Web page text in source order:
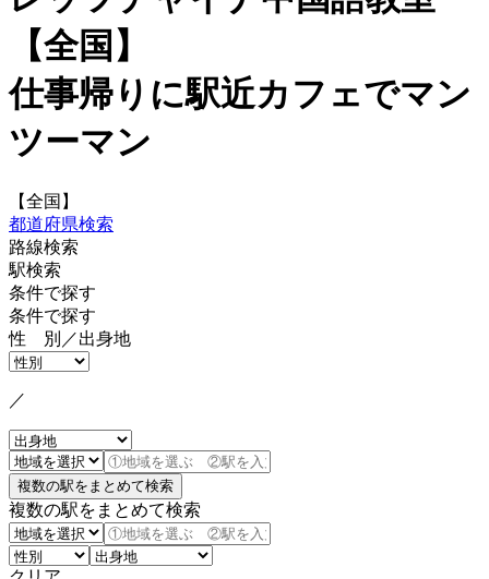
【全国】
仕事帰りに駅近カフェでマン
ツーマン
【全国】
都道府県検索
路線検索
駅検索
条件で探す
条件で探す
性 別／出身地
／
複数の駅をまとめて検索